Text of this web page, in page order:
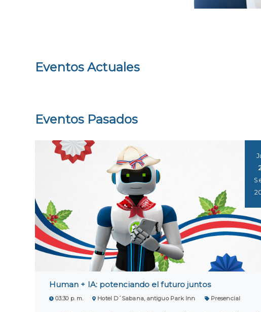
Eventos Actuales
Eventos Pasados
Human + IA: potenciando el futuro juntos
03:30 p. m. Hotel D´Sabana, antiguo Park Inn Presencial